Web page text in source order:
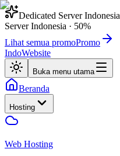
Dedicated Server Indonesia
Server Indonesia · 50%
Lihat semua promoPromo
IndoWebsite
Buka menu utama
Beranda
Hosting
Web Hosting